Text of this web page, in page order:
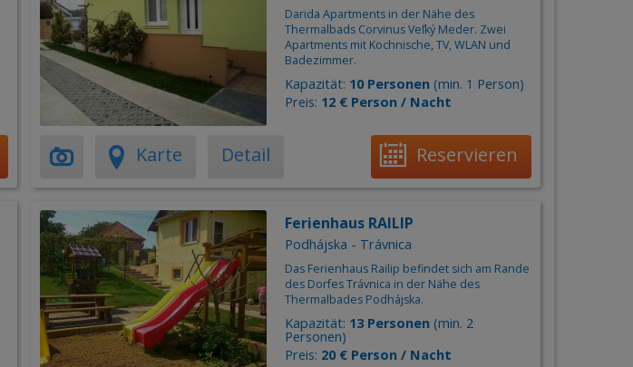
Darida Apartments in der Nähe des
Thermalbads Corvinus Veľký Meder. Zwei
Apartments mit Kochnische, TV, WLAN und
Badezimmer.
Kapazität: 10 Personen(min. 1 Person)
Preis: 12 € Person / Nacht
Karte Detail Reservieren
Ferienhaus RAILIP
Podhájska - Trávnica
Das Ferienhaus Railip befindet sich am Rande
des Dorfes Trávnica in der Nähe des
Thermalbades Podhájska.
Kapazität: 13 Personen(min. 2
Personen)
Preis: 20 € Person / Nacht